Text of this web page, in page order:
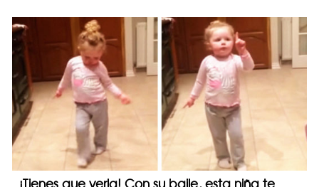
¡Tienes que verla! Con su baile, esta niña te